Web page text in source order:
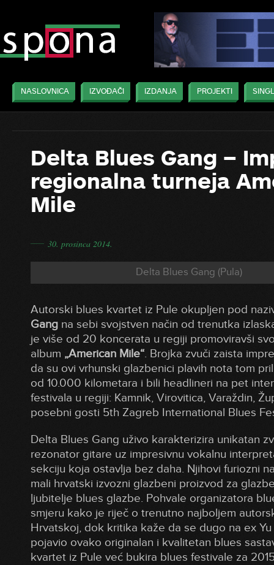
NASLOVNICA IZVOĐAČI IZDANJA PROJEKTI
Delta Blues Gang –
regionalna turneja
Mile
― 30. prosinca 2014.
Delta Blues Gang (Pula)
Autorski blues kvartet iz Pule okupljen pod
Gang na sebi svojstven način od trenutka
je više od 20 koncerata u regiji promoviravši
album „American Mile“ . Brojka zvuči zaista
da su ovi vrhunski glazbenici plavih nota tom
od 10.000 kilometara i bili headlineri na pet
festivala u regiji: Kamnik, Virovitica, Varaždin,
posebni gosti 5th Zagreb International Blues
Delta Blues Gang uživo karakterizira unikatan
rezonator gitare uz impresivnu vokalnu
sekciju koja ostavlja bez daha. Njihovi furiozni
mali hrvatski izvozni glazbeni proizvod za
ljubitelje blues glazbe. Pohvale organizatora
smjeru kako je riječ o trenutno najboljem
Hrvatskoj, dok kritika kaže da se dugo na ex
pojavio ovako originalan i kvalitetan blues
kvartet iz Pule već bukira blues festivale za